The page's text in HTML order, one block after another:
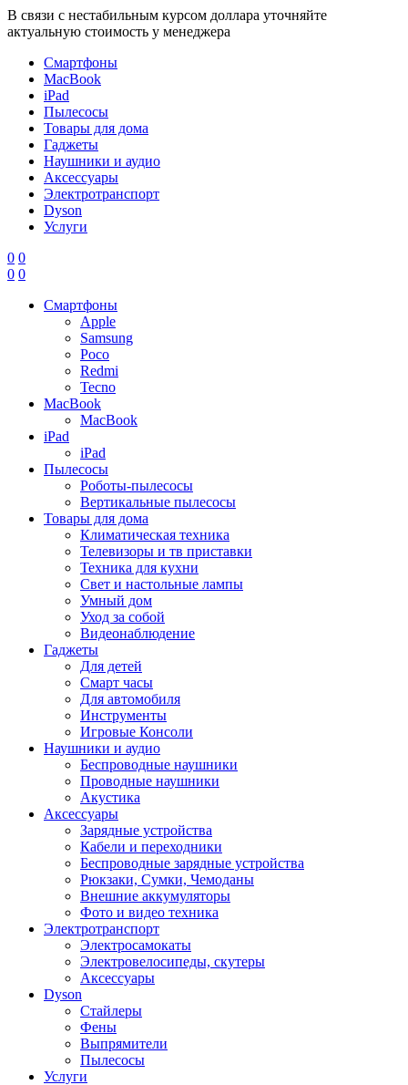
В связи с нестабильным курсом доллара уточняйте
актуальную стоимость у менеджера
Смартфоны
MacBook
iPad
Пылесосы
Товары для дома
Гаджеты
Наушники и аудио
Аксессуары
Электротранспорт
Dyson
Услуги
0 0
0 0
Смартфоны
Apple
Samsung
Poco
Redmi
Tecno
MacBook
MacBook
iPad
iPad
Пылесосы
Роботы-пылесосы
Вертикальные пылесосы
Товары для дома
Климатическая техника
Телевизоры и тв приставки
Техника для кухни
Свет и настольные лампы
Умный дом
Уход за собой
Видеонаблюдение
Гаджеты
Для детей
Смарт часы
Для автомобиля
Инструменты
Игровые Консоли
Наушники и аудио
Беспроводные наушники
Проводные наушники
Акустика
Аксессуары
Зарядные устройства
Кабели и переходники
Беспроводные зарядные устройства
Рюкзаки, Сумки, Чемоданы
Внешние аккумуляторы
Фото и видео техника
Электротранспорт
Электросамокаты
Электровелосипеды, скутеры
Аксессуары
Dyson
Стайлеры
Фены
Выпрямители
Пылесосы
Услуги